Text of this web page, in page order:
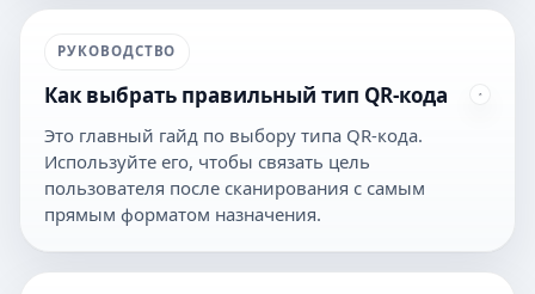
РУКОВОДСТВО
Как выбрать правильный тип QR-кода
Это главный гайд по выбору типа QR-кода.
Используйте его, чтобы связать цель
пользователя после сканирования с самым
прямым форматом назначения.